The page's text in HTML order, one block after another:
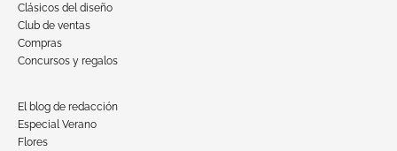
Clásicos del diseño
Club de ventas
Compras
Concursos y regalos
El blog de redacción
Especial Verano
Flores